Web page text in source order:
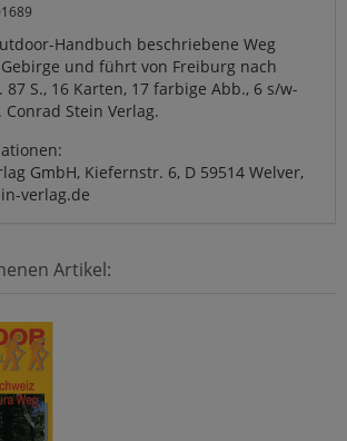
Handbuch beschriebene Weg
und führt von Freiburg nach
87 S., 16 Karten, 17 farbige Abb., 6 s/w-
Stein Verlag.
GmbH, Kiefernstr. 6, D 59514 Welver,
verlag.de
Artikel: